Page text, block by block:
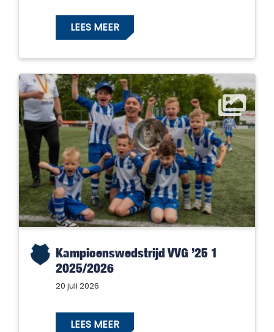
LEES MEER
Kampioenswedstrijd VVG ’25 1
2025/2026
20 juli 2026
LEES MEER